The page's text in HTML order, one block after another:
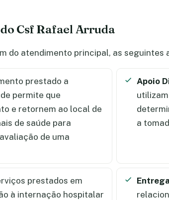
Csf Rafael Arruda
do atendimento principal, as seguintes
prestado a
permite que
e retornem ao local de
de saúde para
de uma
Apoio
a
prestados em
à internação hospitalar